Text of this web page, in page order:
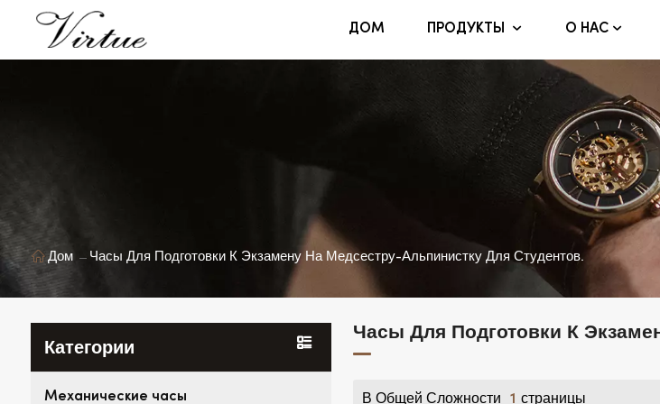
ДОМ ПРОДУКТЫ О НАС
Дом Часы Для Подготовки К Экзамену На Медсестру-Альпинистку Для Студентов.
Категории
Механические часы
Часы Для Подготовки К
В Общей Сложности 1 Страницы